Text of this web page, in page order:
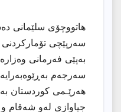
هاتووچۆی سلێمانی
سەرپێچی
بەپێی فەرمانی
سەرجەم
هەرێـمی کوردستان
جیاوازی لەو شەقام و